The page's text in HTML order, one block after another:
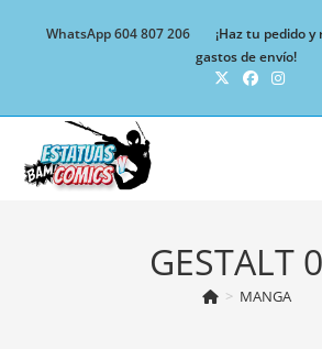
WhatsApp 604 807 206
¡Haz tu pedido
gastos de envío!
GESTALT
> MANGA